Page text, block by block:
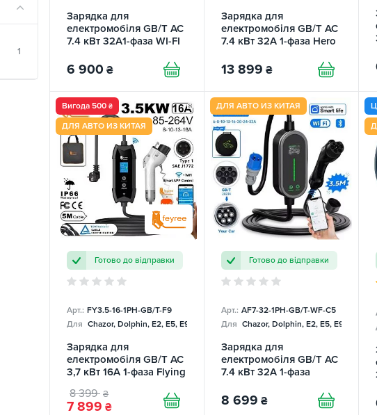
1
Зарядка для
електромобіля GB/T AC
7.4 кВт 32A1-фаза WI-FI
6 900 ₴
Зарядка для
електромобіля GB/T AC
7.4 кВт 32А 1-фаза Hero
13 899 ₴
Вигода 500 ₴
ДЛЯ АВТО ИЗ КИТАЯ
Готово до відправки
Арт.: FY3.5-16-1PH-GB/T-F9
Для Chazor, Dolphin, E2, E5, E9, Mercedes
Зарядка для
електромобіля GB/T AC
3,7 кВт 16А 1-фаза Flying
8 399 ₴
7 899 ₴
ДЛЯ АВТО ИЗ КИТАЯ
Готово до відправки
Арт.: AF7-32-1PH-GB/T-WF-С5
Для Chazor, Dolphin, E2, E5, E9,
Зарядка для
електромобіля GB/T AC
7.4 кВт 32А 1-фаза
8 699 ₴